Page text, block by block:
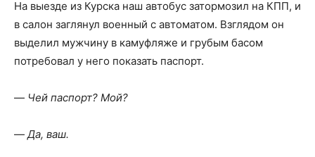
На выезде из Курска наш автобус затормозил на КПП, и
в салон заглянул военный с автоматом. Взглядом он
выделил мужчину в камуфляже и грубым басом
потребовал у него показать паспорт.
— Чей паспорт? Мой?
— Да, ваш.